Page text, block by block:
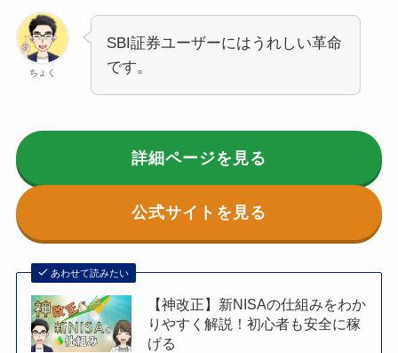
ちょく
SBI証券ユーザーにはうれしい革命
です。
詳細ページを見る
公式サイトを見る
あわせて読みたい
【神改正】新NISAの仕組みをわか
りやすく解説！初心者も安全に稼
げる